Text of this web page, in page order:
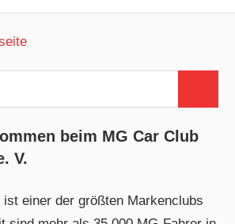
beim MG Car Club
V.
einer der größten Markenclubs